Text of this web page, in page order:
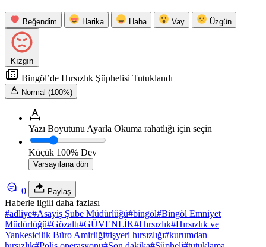
Beğendim Harika Haha Vay Üzgün
Kızgın
Bingöl’de Hırsızlık Şüphelisi Tutuklandı
Normal (100%)
Yazı Boyutunu Ayarla Okuma rahatlığı için seçin
Küçük 100% Dev
Varsayılana dön
0 Paylaş
Haberle ilgili daha fazlası
#adliye#Asayiş Şube Müdürlüğü#bingöl#Bingöl Emniyet
Müdürlüğü#Gözaltı#GÜVENLİK#Hırsızlık#Hırsızlık ve
Yankesicilik Büro Amirliği#işyeri hırsızlığı#kurumdan